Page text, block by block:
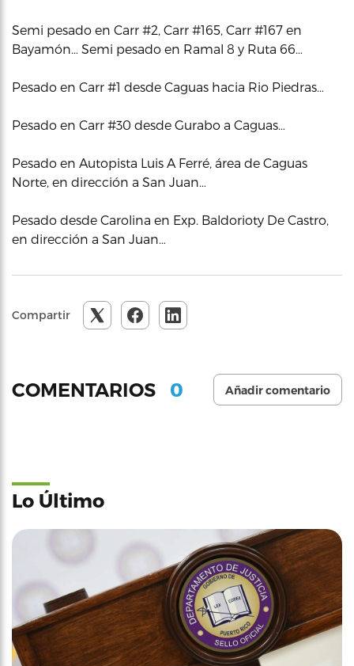
Semi pesado en Carr #2, Carr #165, Carr #167 en
Bayamón… Semi pesado en Ramal 8 y Ruta 66…
Pesado en Carr #1 desde Caguas hacia Rio Piedras…
Pesado en Carr #30 desde Gurabo a Caguas…
Pesado en Autopista Luis A Ferré, área de Caguas
Norte, en dirección a San Juan…
Pesado desde Carolina en Exp. Baldorioty De Castro,
en dirección a San Juan…
Compartir
COMENTARIOS 0 Añadir comentario
Lo Último